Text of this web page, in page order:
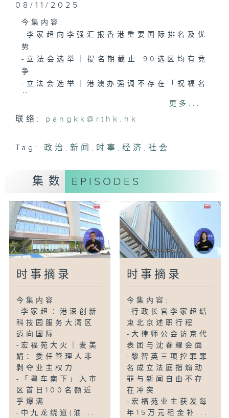
08/11/2025
今集内容:
-李家超向李强汇报香港重要国际排名及优
势
-立法会选举｜提名期截止 90选区均有竞
争
-立法会选举｜港澳办强调不存在「祝福名
-亚投行拟在港设办事处政府欢迎并提供支
援
- JPEX虚拟货币骗案警方检控16人
-十五运会｜50名火炬手香港参与传递
-东九文化中心揭幕
-医委会终止脑瘫男婴研讯卢宠茂促检视调
查制度
-机场自动化转机停车场本月中启用
更多...
联络: pangkk@rthk.hk
Tag: 政治 ,新闻 , 时事 ,经济 ,社会
集数 EPISODES
时事摘录
今集内容:
-李家超∶港深创新
科技园服务大湾区
迈向国际
-宏福苑大火｜麦美
娟：委任管理人非
剥夺业主权力
-「粤车南下」入市
区首日100名额近
乎爆满
-中九龙绕道(油...
时事摘录
今集内容:
-行政长官李家超结
束北京述职行程
-大律师公会访京代
表团与沈春耀会面
-黎智英三项控罪罪
名成立法庭指煽动
罪与新闻自由不存
在冲突
-宏福苑业主获发每
年15万元租金补...